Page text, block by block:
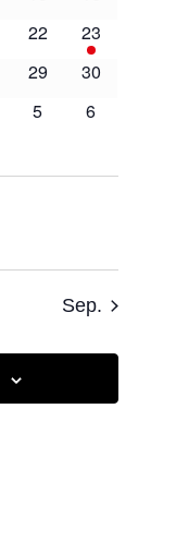
0
Veranstaltungen
22
1
23
0
29
0
30
0
5
0
6
Sep.